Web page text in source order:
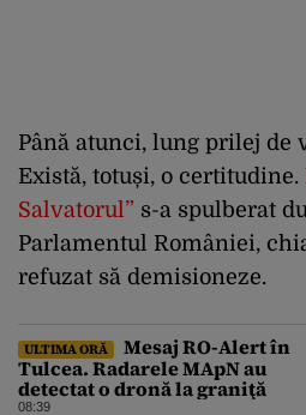
Până atunci, lung prilej de
Există, totuși, o certitudine.
Salvatorul” s-a spulberat
Parlamentul României,
refuzat să demisioneze.
ULTIMA ORĂ
Mesaj RO-Alert în
Tulcea. Radarele MApN au
detectat o dronă la graniţă
08:39